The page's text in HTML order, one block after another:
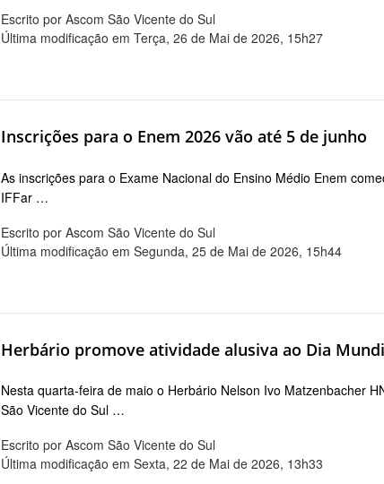
Escrito por Ascom São Vicente do Sul
Última modificação em Terça, 26 de Mai de 2026, 15h27
Inscrições para o Enem 2026 vão até 5 de junho
As inscrições para o Exame Nacional do Ensino Médio Enem
IFFar …
Escrito por Ascom São Vicente do Sul
Última modificação em Segunda, 25 de Mai de 2026, 15h44
Herbário promove atividade alusiva ao Dia
Nesta quarta-feira de maio o Herbário Nelson Ivo Matzenbacher
São Vicente do Sul …
Escrito por Ascom São Vicente do Sul
Última modificação em Sexta, 22 de Mai de 2026, 13h33